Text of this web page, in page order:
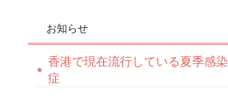
お知らせ
香港で現在流行している夏季感染
症